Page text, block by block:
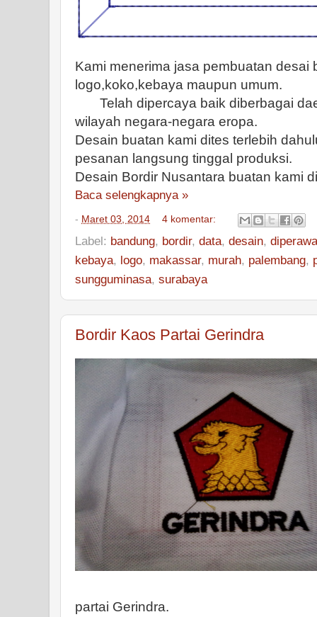
Kami menerima jasa pembuatan desai
logo,koko,kebaya maupun umum.
Telah dipercaya baik diberbagai
wilayah negara-negara eropa.
Desain buatan kami dites terlebih
pesanan langsung tinggal produksi.
Desain Bordir Nusantara buatan kami
Baca selengkapnya »
- Maret 03, 2014 4 komentar:
Label: bandung, bordir, data, desain,
kebaya, logo, makassar, murah, palembang,
sungguminasa, surabaya
Bordir Kaos Partai Gerindra
partai Gerindra.